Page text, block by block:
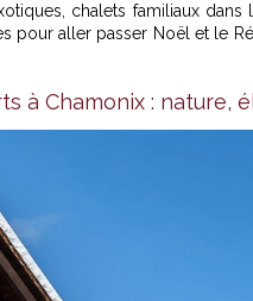
chalets familiaux
pour aller passer Noël et le
à Chamonix : nature,